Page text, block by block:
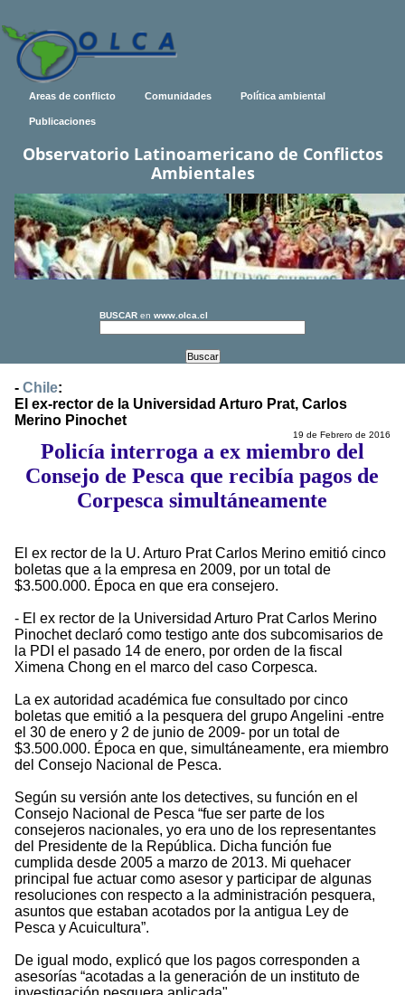
Areas de conflicto Comunidades Política ambiental
Publicaciones
Observatorio Latinoamericano de Conflictos
Ambientales
BUSCAR en www.olca.cl
- Chile:
El ex-rector de la Universidad Arturo Prat, Carlos
Merino Pinochet
19 de Febrero de 2016
Policía interroga a ex miembro del
Consejo de Pesca que recibía pagos de
Corpesca simultáneamente
El ex rector de la U. Arturo Prat Carlos Merino emitió cinco
boletas que a la empresa en 2009, por un total de
$3.500.000. Época en que era consejero.
- El ex rector de la Universidad Arturo Prat Carlos Merino
Pinochet declaró como testigo ante dos subcomisarios de
la PDI el pasado 14 de enero, por orden de la fiscal
Ximena Chong en el marco del caso Corpesca.
La ex autoridad académica fue consultado por cinco
boletas que emitió a la pesquera del grupo Angelini -entre
el 30 de enero y 2 de junio de 2009- por un total de
$3.500.000. Época en que, simultáneamente, era miembro
del Consejo Nacional de Pesca.
Según su versión ante los detectives, su función en el
Consejo Nacional de Pesca “fue ser parte de los
consejeros nacionales, yo era uno de los representantes
del Presidente de la República. Dicha función fue
cumplida desde 2005 a marzo de 2013. Mi quehacer
principal fue actuar como asesor y participar de algunas
resoluciones con respecto a la administración pesquera,
asuntos que estaban acotados por la antigua Ley de
Pesca y Acuicultura”.
De igual modo, explicó que los pagos corresponden a
asesorías “acotadas a la generación de un instituto de